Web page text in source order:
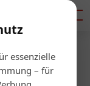
essenzielle
– für